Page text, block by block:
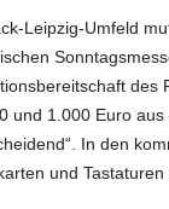
Leipzig-Umfeld
des
und 1.000 Euro
In den
und Tastaturen